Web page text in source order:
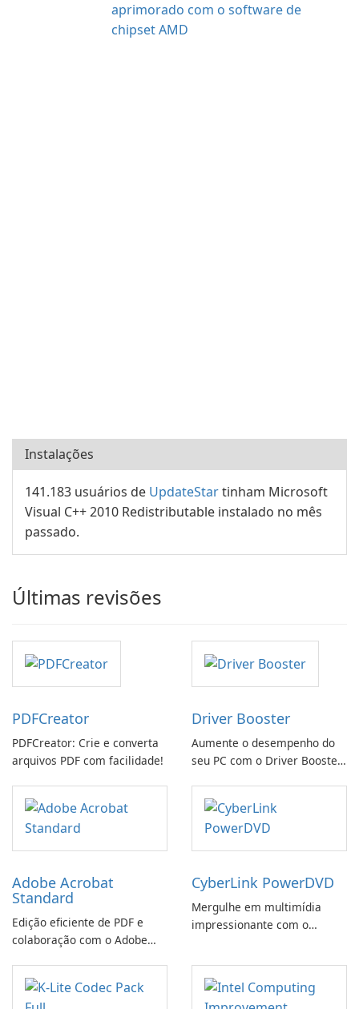
aprimorado com o software de
chipset AMD
Instalações
141.183 usuários de UpdateStartinham Microsoft
Visual C++ 2010 Redistributable instalado no mês
passado.
Últimas revisões
PDFCreator
PDFCreator: Crie e converta
arquivos PDF com facilidade!
Driver Booster
Aumente o desempenho do
seu PC com o Driver Booster
Adobe Acrobat
Standard
Edição eficiente de PDF e
colaboração com o Adobe
CyberLink PowerDVD
Mergulhe em multimídia
impressionante com o